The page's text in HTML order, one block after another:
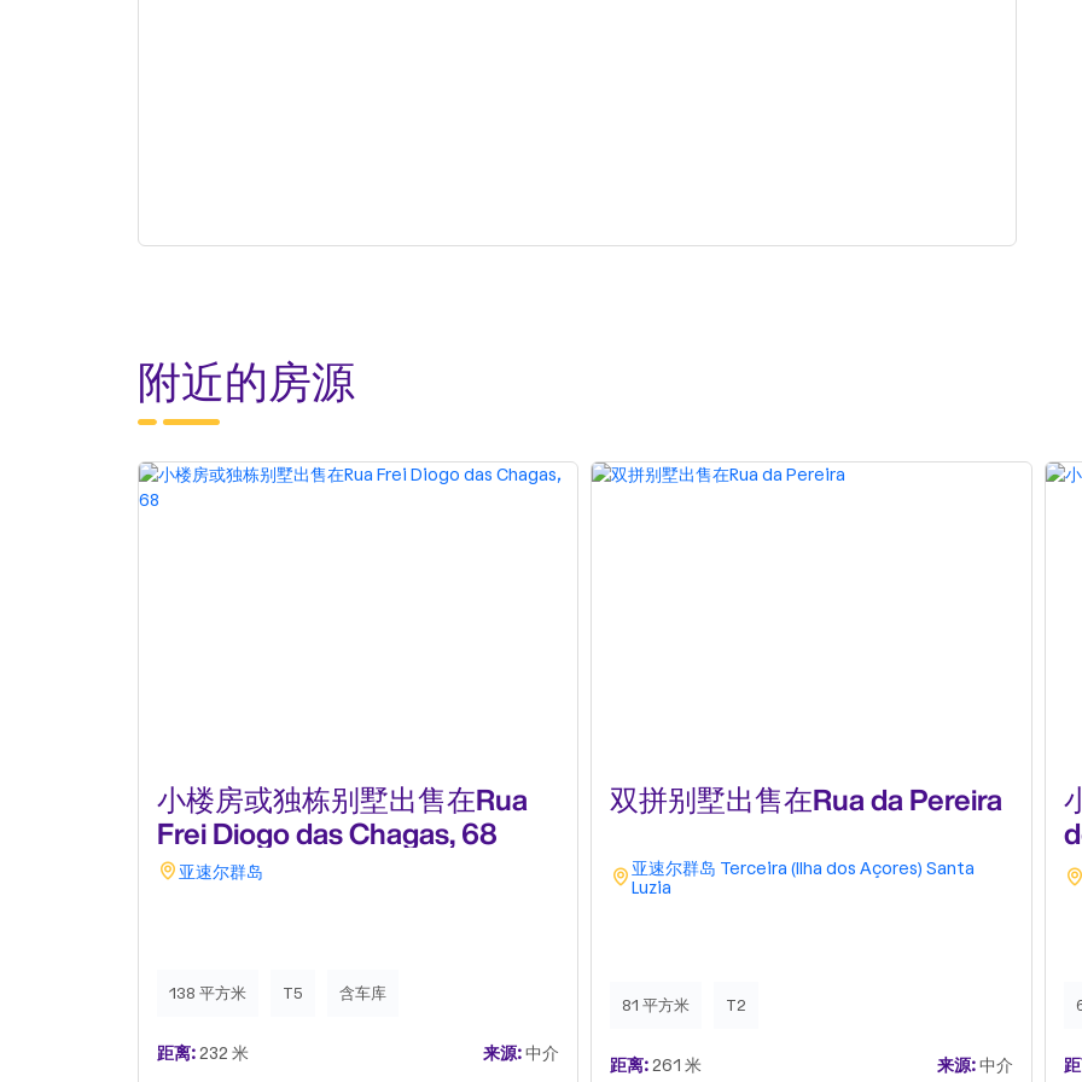
附近的房源
小楼房或独栋别墅出售在Rua
Frei Diogo das Chagas, 68
亚速尔群岛
138 平方米 T5 含车库
距离:232 米 来源:中介
双拼别墅出售在Rua da Pereira
亚速尔群岛 Terceira (Ilha dos Açores) Santa
Luzia
81 平方米 T2
距离:261 米 来源:中介